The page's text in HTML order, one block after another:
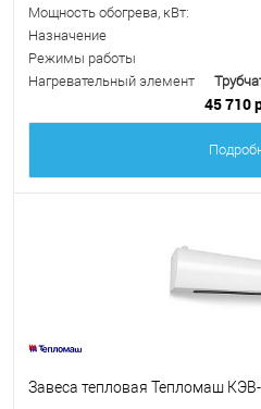
Мощность обогрева, кВт:
Назначение
Режимы работы
Нагревательный элемент
45 710
Завеса тепловая Тепломаш